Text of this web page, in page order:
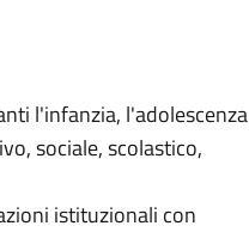
l'infanzia, l'adolescenza
sociale, scolastico,
istituzionali con